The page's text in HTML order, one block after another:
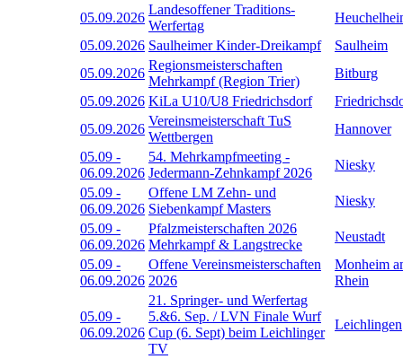
05.09.2026
Landesoffener Traditions-
Werfertag
05.09.2026 Saulheimer Kinder-Dreikampf
Saulheim
05.09.2026
Regionsmeisterschaften
Mehrkampf (Region Trier)
Bitburg
05.09.2026 KiLa U10/U8 Friedrichsdorf
05.09.2026
Vereinsmeisterschaft TuS
Wettbergen
Hannover
05.09 -
06.09.2026
54. Mehrkampfmeeting -
Jedermann-Zehnkampf 2026
Niesky
05.09 -
06.09.2026
Offene LM Zehn- und
Siebenkampf Masters
Niesky
05.09 -
06.09.2026
Pfalzmeisterschaften 2026
Mehrkampf & Langstrecke
Neustadt
05.09 -
06.09.2026
Offene Vereinsmeisterschaften
2026
Monheim
Rhein
05.09 -
06.09.2026
21. Springer- und Werfertag
5.&6. Sep. / LVN Finale Wurf
Cup (6. Sept) beim Leichlinger
TV
Leichlingen